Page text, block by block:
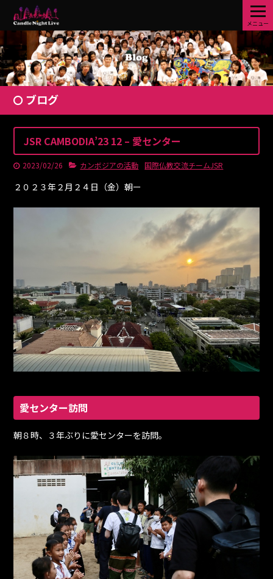
メニュー
ブログ
JSR CAMBODIA’23 12 – 愛センター
2023/02/26 カンボジアの活動 国際仏教交流チームJSR
２０２３年２月２４日（金）朝ー
愛センター訪問
朝８時、３年ぶりに愛センターを訪問。